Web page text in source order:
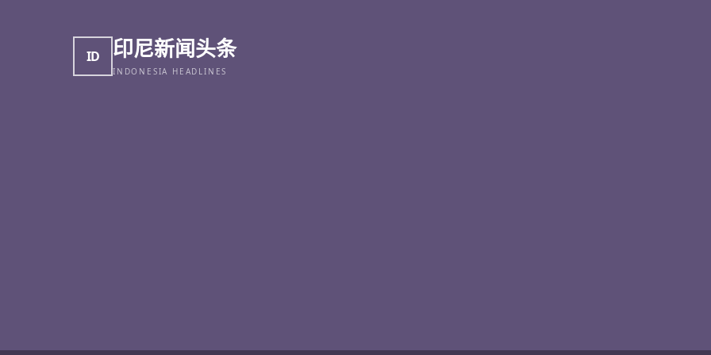
ID 印尼新闻头条
INDONESIA HEADLINES